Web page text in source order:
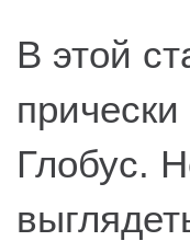
В этой
Глобус.